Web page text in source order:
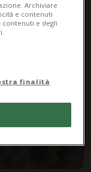
Archiviare
e contenuti
contenuti e degli
finalità